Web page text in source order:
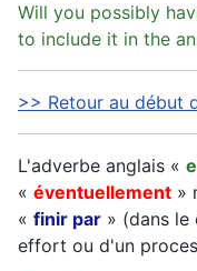
Will you possibly
to include it in the
>> Retour au début
L'adverbe anglais «
« éventuellement »
« finir par » (dans
effort ou d'un